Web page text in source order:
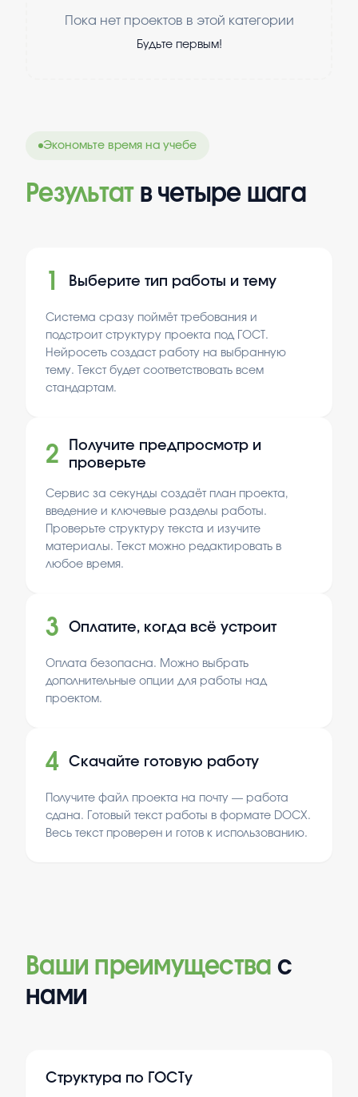
Пока нет проектов в этой категории
Будьте первым!
Экономьте время на учебе
Результат в четыре шага
1 Выберите тип работы и тему
Система сразу поймёт требования и
подстроит структуру проекта под ГОСТ.
Нейросеть создаст работу на выбранную
тему. Текст будет соответствовать всем
стандартам.
2
Получите предпросмотр и
проверьте
Сервис за секунды создаёт план проекта,
введение и ключевые разделы работы.
Проверьте структуру текста и изучите
материалы. Текст можно редактировать в
любое время.
3 Оплатите, когда всё устроит
Оплата безопасна. Можно выбрать
дополнительные опции для работы над
проектом.
4 Скачайте готовую работу
Получите файл проекта на почту — работа
сдана. Готовый текст работы в формате DOCX.
Весь текст проверен и готов к использованию.
Ваши преимущества с
нами
Структура по ГОСТу